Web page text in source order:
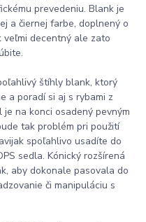
prevedeniu. Blank je
a čiernej farbe, doplnený o
veľmi decentný ale zato
štíhly blank, ktorý
a poradí si aj s rybami z
na konci osadený pevným
tak problém pri použití
spoľahlivo usadíte do
sedla. Kónický rozšírená
aby dokonale pasovala do
či manipuláciu s